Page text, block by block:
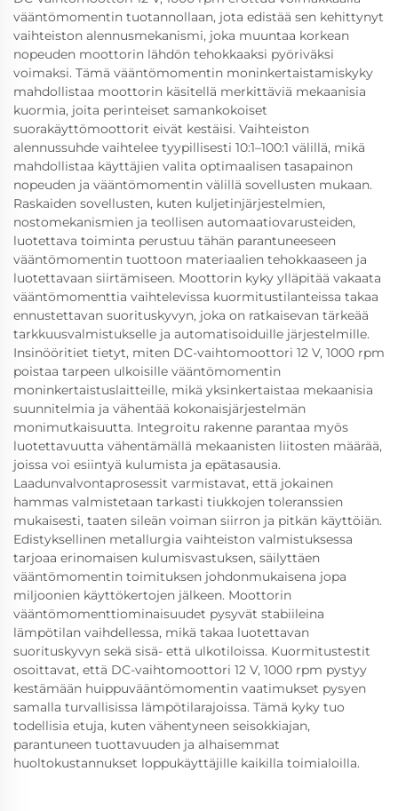
vääntömomentin tuotannollaan, jota edistää sen kehittynyt
vaihteiston alennusmekanismi, joka muuntaa korkean
nopeuden moottorin lähdön tehokkaaksi pyöriväksi
voimaksi. Tämä vääntömomentin moninkertaistamiskyky
mahdollistaa moottorin käsitellä merkittäviä mekaanisia
kuormia, joita perinteiset samankokoiset
suorakäyttömoottorit eivät kestäisi. Vaihteiston
alennussuhde vaihtelee tyypillisesti 10:1–100:1 välillä, mikä
mahdollistaa käyttäjien valita optimaalisen tasapainon
nopeuden ja vääntömomentin välillä sovellusten mukaan.
Raskaiden sovellusten, kuten kuljetinjärjestelmien,
nostomekanismien ja teollisen automaatiovarusteiden,
luotettava toiminta perustuu tähän parantuneeseen
vääntömomentin tuottoon materiaalien tehokkaaseen ja
luotettavaan siirtämiseen. Moottorin kyky ylläpitää vakaata
vääntömomenttia vaihtelevissa kuormitustilanteissa takaa
ennustettavan suorituskyvyn, joka on ratkaisevan tärkeää
tarkkuusvalmistukselle ja automatisoiduille järjestelmille.
Insinööritiet tietyt, miten DC-vaihtomoottori 12 V, 1000 rpm
poistaa tarpeen ulkoisille vääntömomentin
moninkertaistuslaitteille, mikä yksinkertaistaa mekaanisia
suunnitelmia ja vähentää kokonaisjärjestelmän
monimutkaisuutta. Integroitu rakenne parantaa myös
luotettavuutta vähentämällä mekaanisten liitosten määrää,
joissa voi esiintyä kulumista ja epätasausia.
Laadunvalvontaprosessit varmistavat, että jokainen
hammas valmistetaan tarkasti tiukkojen toleranssien
mukaisesti, taaten sileän voiman siirron ja pitkän käyttöiän.
Edistyksellinen metallurgia vaihteiston valmistuksessa
tarjoaa erinomaisen kulumisvastuksen, säilyttäen
vääntömomentin toimituksen johdonmukaisena jopa
miljoonien käyttökertojen jälkeen. Moottorin
vääntömomenttiominaisuudet pysyvät stabiileina
lämpötilan vaihdellessa, mikä takaa luotettavan
suorituskyvyn sekä sisä- että ulkotiloissa. Kuormitustestit
osoittavat, että DC-vaihtomoottori 12 V, 1000 rpm pystyy
kestämään huippuvääntömomentin vaatimukset pysyen
samalla turvallisissa lämpötilarajoissa. Tämä kyky tuo
todellisia etuja, kuten vähentyneen seisokkiajan,
parantuneen tuottavuuden ja alhaisemmat
huoltokustannukset loppukäyttäjille kaikilla toimialoilla.